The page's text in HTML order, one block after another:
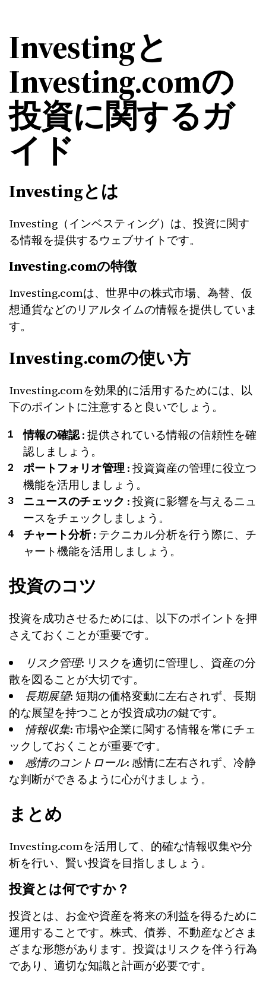
Investingと
Investing.comの
投資に関するガ
イド
Investingとは
Investing（インベスティング）は、投資に関す
る情報を提供するウェブサイトです。
Investing.comの特徴
Investing.comは、世界中の株式市場、為替、仮
想通貨などのリアルタイムの情報を提供していま
す。
Investing.comの使い方
Investing.comを効果的に活用するためには、以
下のポイントに注意すると良いでしょう。
情報の確認: 提供されている情報の信頼性を確
認しましょう。
ポートフォリオ管理 : 投資資産の管理に役立つ
機能を活用しましょう。
ニュースのチェック : 投資に影響を与えるニュ
ースをチェックしましょう。
チャート分析: テクニカル分析を行う際に、チ
ャート機能を活用しましょう。
投資のコツ
投資を成功させるためには、以下のポイントを押
さえておくことが重要です。
リスク管理: リスクを適切に管理し、資産の分
散を図ることが大切です。
長期展望: 短期の価格変動に左右されず、長期
的な展望を持つことが投資成功の鍵です。
情報収集: 市場や企業に関する情報を常にチェ
ックしておくことが重要です。
感情のコントロール: 感情に左右されず、冷静
な判断ができるように心がけましょう。
まとめ
Investing.comを活用して、的確な情報収集や分
析を行い、賢い投資を目指しましょう。
投資とは何ですか？
投資とは、お金や資産を将来の利益を得るために
運用することです。株式、債券、不動産などさま
ざまな形態があります。投資はリスクを伴う行為
であり、適切な知識と計画が必要です。